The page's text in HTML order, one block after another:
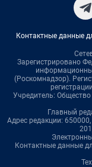
Контактные данные
Зарегистрировано
(Роскомнадзор).
Учредитель:
Главный
Адрес редакции:
Контактные данные